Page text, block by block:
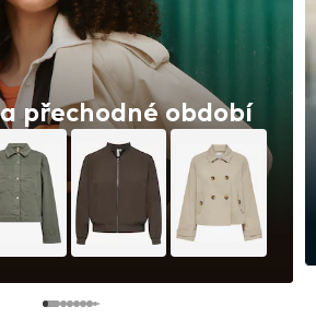
přechodné období